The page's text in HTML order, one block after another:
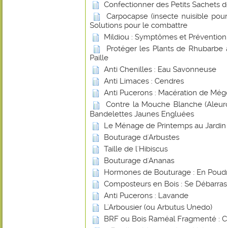
Confectionner des Petits Sachets
Carpocapse (insecte nuisible
Solutions pour le combattre
Mildiou : Symptômes et Prévention
Protéger les Plants de
Paille
Anti Chenilles : Eau Savonneuse
Anti Limaces : Cendres
Anti Pucerons : Macération de
Contre la Mouche Blanche
Bandelettes Jaunes Engluées
Le Ménage de Printemps au Jardin
Bouturage d'Arbustes
Taille de l'Hibiscus
Bouturage d'Ananas
Hormones de Bouturage : En
Composteurs en Bois : Se
Anti Pucerons : Lavande
L'Arbousier (ou Arbutus Unedo)
BRF ou Bois Raméal Fragmenté :